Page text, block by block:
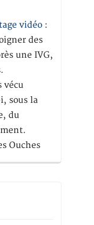
vidéo :
des
une IVG,
vécu
sous la
du
Ouches